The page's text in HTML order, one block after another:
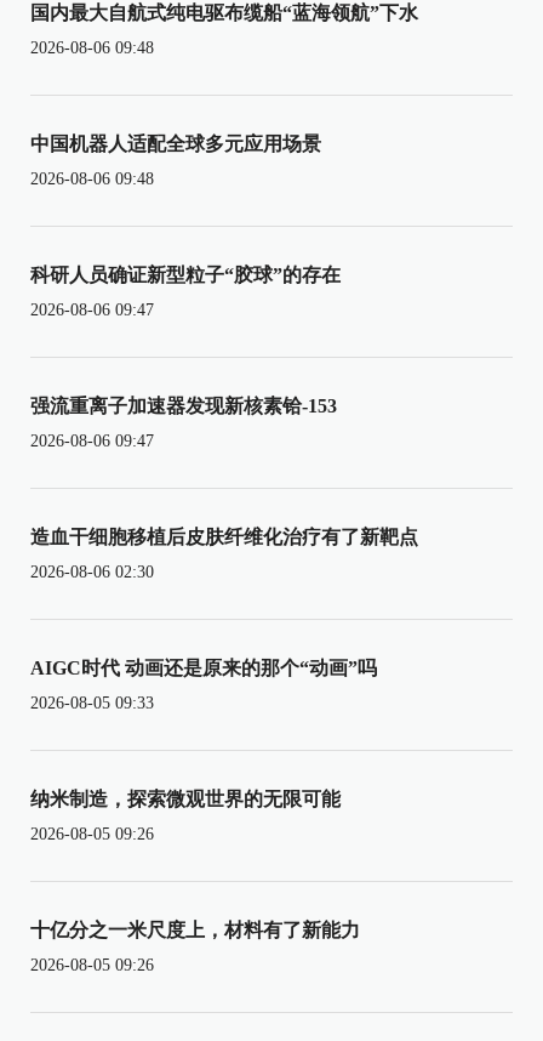
国内最大自航式纯电驱布缆船“蓝海领航”下水
2026-08-06 09:48
中国机器人适配全球多元应用场景
2026-08-06 09:48
科研人员确证新型粒子“胶球”的存在
2026-08-06 09:47
强流重离子加速器发现新核素铪-153
2026-08-06 09:47
造血干细胞移植后皮肤纤维化治疗有了新靶点
2026-08-06 02:30
AIGC时代 动画还是原来的那个“动画”吗
2026-08-05 09:33
纳米制造，探索微观世界的无限可能
2026-08-05 09:26
十亿分之一米尺度上，材料有了新能力
2026-08-05 09:26